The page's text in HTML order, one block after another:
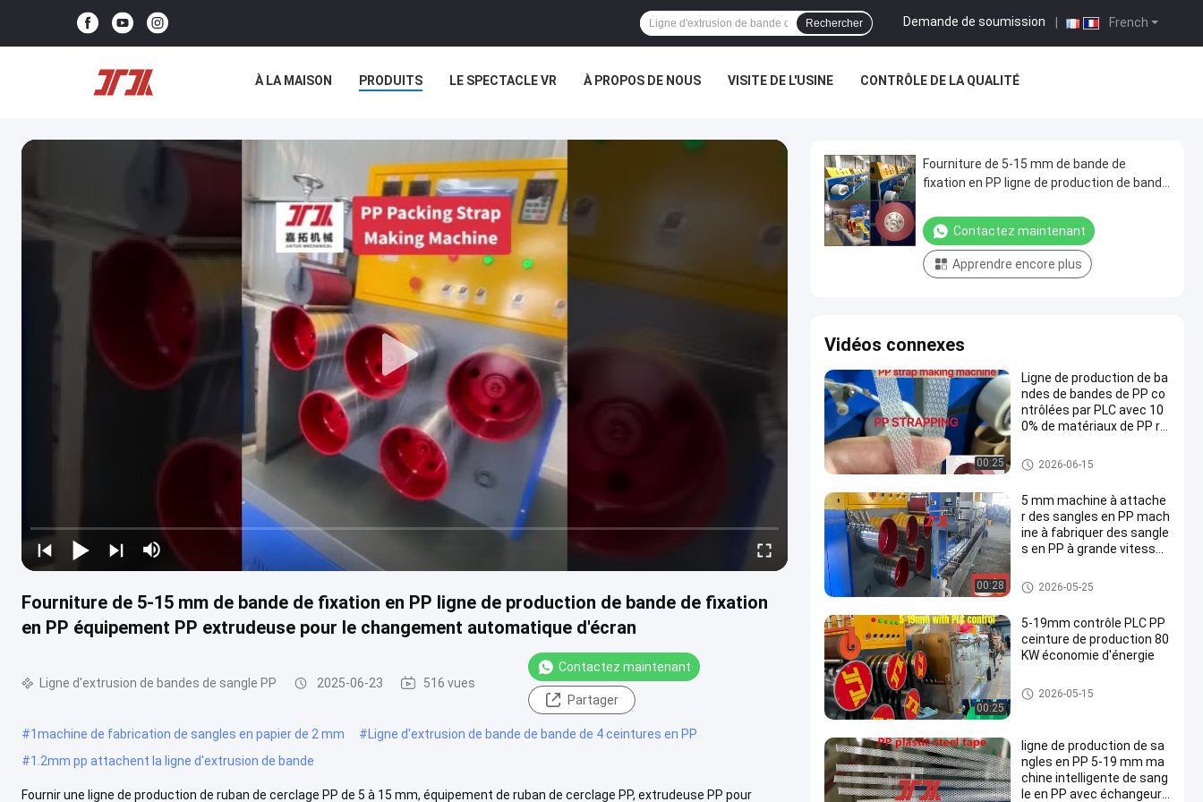
French
Demande de soumission
Rechercher
À LA MAISON PRODUITS LE SPECTACLE VR À PROPOS DE NOUS VISITE DE L'USINE CONTRÔLE DE LA QUALITÉ
Fourniture de 5-15 mm de bande de fixation en PP ligne de production de bande de fixation
en PP équipement PP extrudeuse pour le changement automatique d'écran
Ligne d'extrusion de bandes de sangle PP 2025-06-23 516 vues
Contactez maintenant
Partager
#1machine de fabrication de sangles en papier de 2 mm #Ligne d'extrusion de bande de bande de 4 ceintures en PP
#1.2mm pp attachent la ligne d'extrusion de bande
Fournir une ligne de production de ruban de cerclage PP de 5 à 15 mm, équipement de ruban de cerclage PP, extrudeuse PP pour
Fourniture de 5-15 mm de bande de
fixation en PP ligne de production de bande
extrudeuse pour le changement
automatique d'écran
Contactez maintenant
Apprendre encore plus
Vidéos connexes
00:25
Ligne de production de ba
ndes de bandes de PP co
ntrôlées par PLC avec 10
0% de matériaux de PP re
Ligne d'extrusion de bandes d
e sangle PP
2026-06-15
00:28
5 mm machine à attache
r des sangles en PP mach
ine à fabriquer des sangle
s en PP à grande vitesse
n polypropylène en PP
Ligne d'extrusion de bandes d
e sangle PP
2026-05-25
00:25
5-19mm contrôle PLC PP
ceinture de production 80
KW économie d'énergie
Machine de fabrication de san
gles PP
2026-05-15
ligne de production de sa
ngles en PP 5-19 mm ma
chine intelligente de sang
le en PP avec échangeur